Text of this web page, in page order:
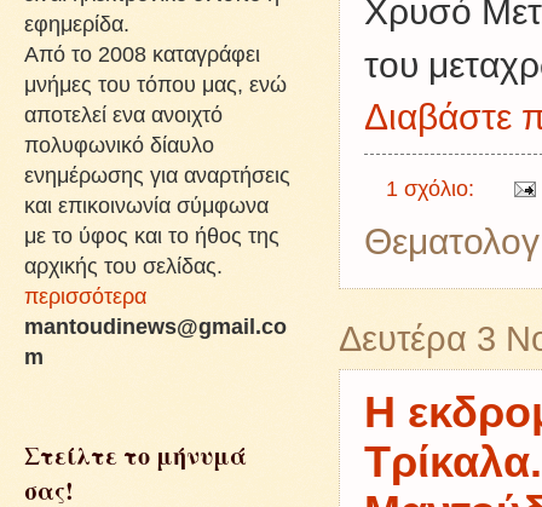
Χρυσό
του
Διαβάστε
1 σχόλιο:
Δευτέρα 3
Η
εφημερίδα.
Από το 2008 καταγράφει
μνήμες του τόπου μας, ενώ
αποτελεί ενα ανοιχτό
πολυφωνικό δίαυλο
ενημέρωσης για αναρτήσεις
και επικοινωνία σύμφωνα
με το ύφος και το ήθος της
αρχικής του σελίδας.
περισσότερα
mantoudinews@gmail.co
m
Στείλτε το μήνυμά
σας!